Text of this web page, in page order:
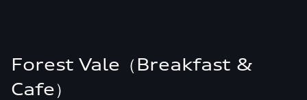
Forest Vale（Breakfast &
Cafe）